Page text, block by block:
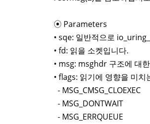
⦿ Parameters
• sqe: 일반적으로
• fd: 읽을 소켓입니다.
• msg: msghdr 구조에 대
• flags: 읽기에 영향을 미
- MSG_CMSG_CLOEXEC
- MSG_DONTWAIT
- MSG_ERRQUEUE